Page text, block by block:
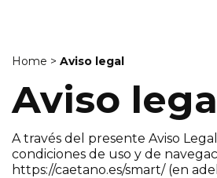
Home > Aviso legal
Aviso
A través del presente Aviso
condiciones de uso y de
https://caetano.es/smart/ (en